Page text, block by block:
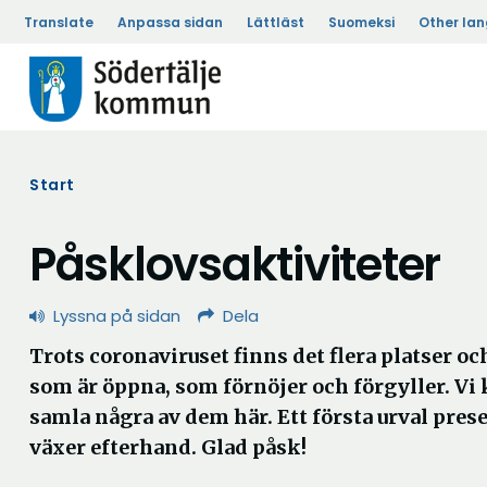
Translate Anpassa sidan Lättläst Suomeksi Other
Start
Påsklovsaktiviteter
Lyssna på sidan Dela
Trots coronaviruset finns det flera platser
som är öppna, som förnöjer och förgyller. Vi
samla några av dem här. Ett första urval
växer efterhand. Glad påsk!